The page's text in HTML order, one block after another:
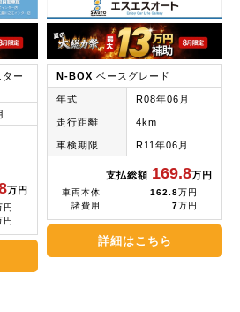
ー
万円
円
円
N-BOX ベースグレード
年式 R08年06月
走行距離 4km
車検期限 R11年06月
支払総額 169.8万円
車両本体 162.8万円
諸費用
7万円
詳細はこちら